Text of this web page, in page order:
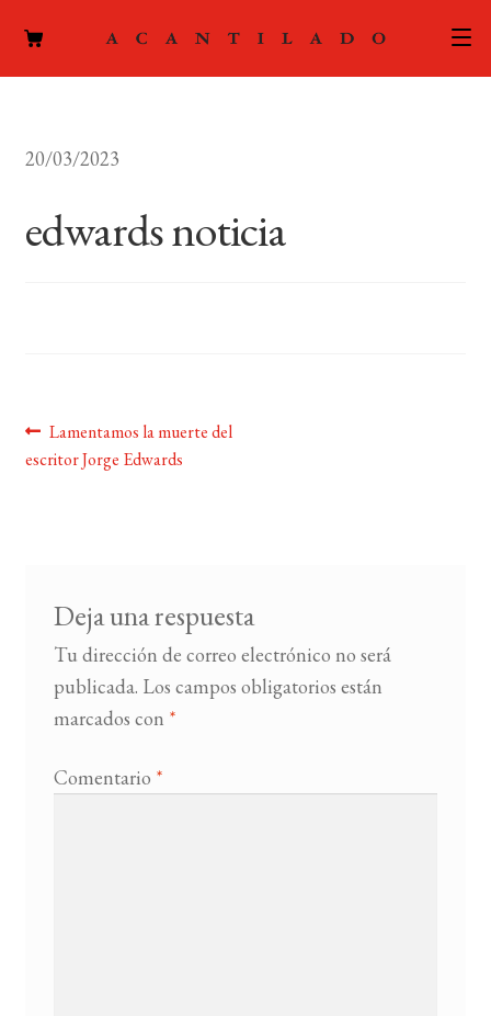
ACTUALIDAD
CONTACTO
20/03/2023
edwards noticia
Navegación
de
Anterior:
Lamentamos la muerte del
escritor Jorge Edwards
Deja una respuesta
Tu dirección de correo electrónico no será
publicada. Los campos obligatorios están
marcados con *
Comentario *